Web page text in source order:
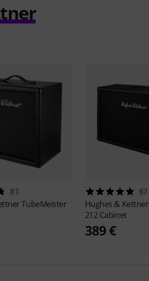
81
TubeMeister
67
Hughes & Kettner
212 Cabinet
389 €